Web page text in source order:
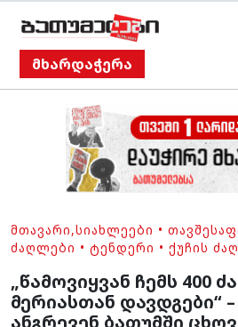
მხარდაჭერა
ᲛᲗᲐᲕᲐᲠᲘ,ᲡᲘᲐᲮᲚᲔᲔᲑᲘ •
ᲫᲐᲦᲚᲔᲑᲘ • ᲢᲔᲜᲓᲔᲠᲘ • ᲥᲣᲩᲘᲡ
„წამოვიყვან ჩემს 400
მერიასთან დავდგები“
ანგრევენ ბათუმში